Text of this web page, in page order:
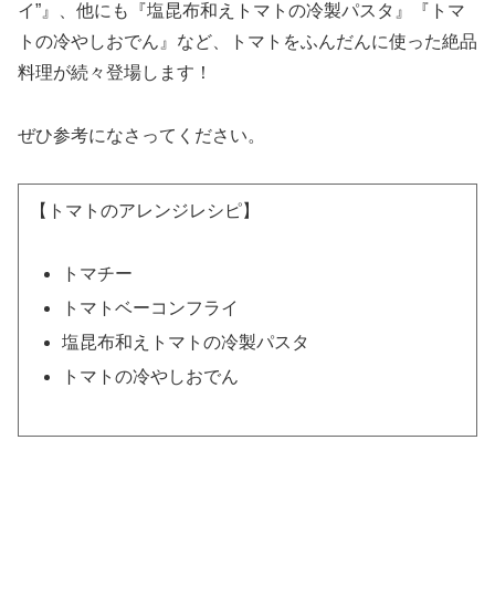
イ”』、他にも『塩昆布和えトマトの冷製パスタ』『トマ
トの冷やしおでん』など、トマトをふんだんに使った絶品
料理が続々登場します！
ぜひ参考になさってください。
【トマトのアレンジレシピ】
トマチー
トマトベーコンフライ
塩昆布和えトマトの冷製パスタ
トマトの冷やしおでん